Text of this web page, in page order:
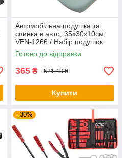
Автомобільна подушка та
спинка в авто, 35х30х10см,
VEN-1266 / Набір подушок
для сидіння автомобіля
Готово до відправки
365 ₴ 521,43 ₴
Купити
–30%